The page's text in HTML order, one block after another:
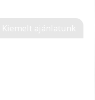
Kiemelt ajánlatunk